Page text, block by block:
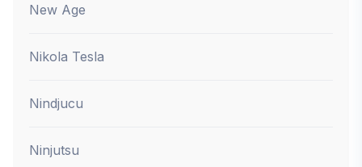
New Age
Nikola Tesla
Nindjucu
Ninjutsu